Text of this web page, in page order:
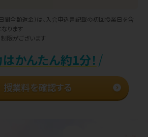
全額返金）は、 入会申込書記載の初回授業日を含
ります
限がございます
かんたん約1分！ /
授業料を確認する